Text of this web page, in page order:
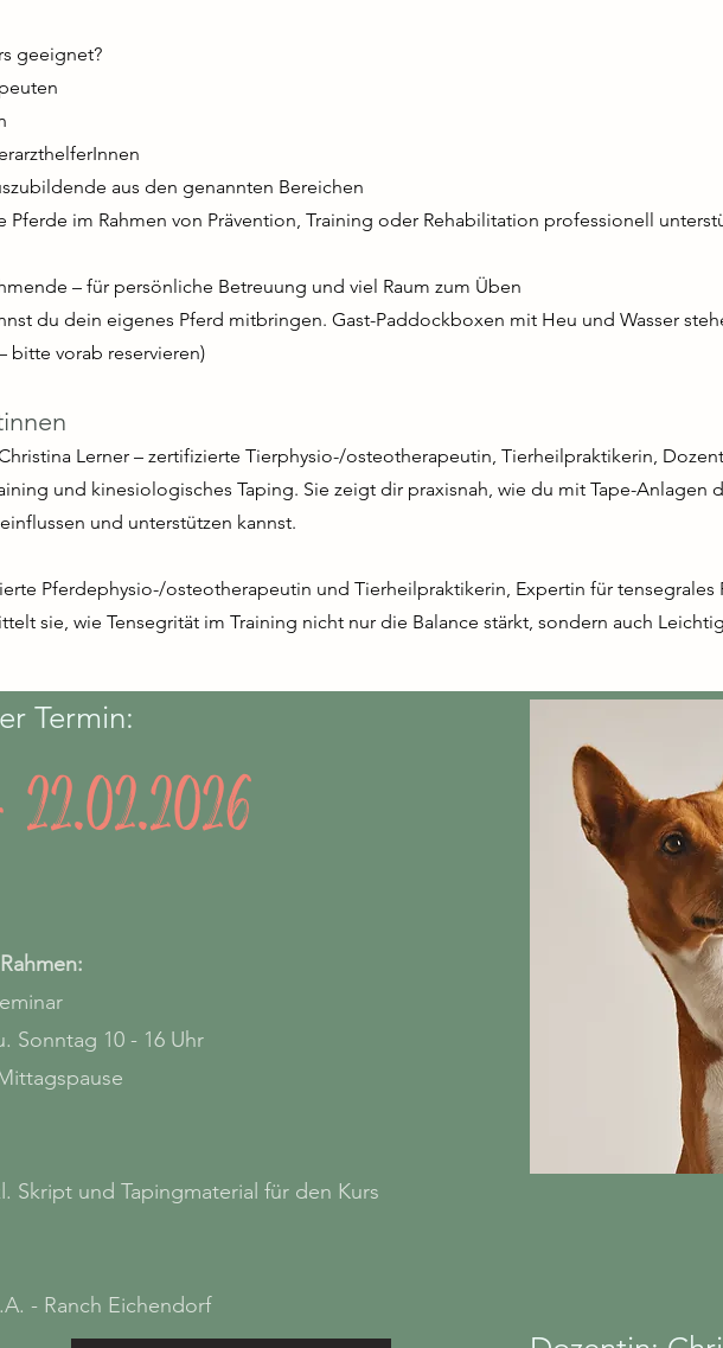
geeignet?​
aus den genannten Bereichen
im Rahmen von Prävention, Training oder Rehabilitation professionell
– für persönliche Betreuung und viel Raum zum Üben
du dein eigenes Pferd mitbringen. Gast-Paddockboxen mit Heu und Wasser
bitte vorab reservieren)
Lerner – zertifizierte Tierphysio-/osteotherapeutin, Tierheilpraktikerin,
und kinesiologisches Taping. Sie zeigt dir praxisnah, wie du mit Tape-Anlagen
und unterstützen kannst.
Pferdephysio-/osteotherapeutin und Tierheilpraktikerin, Expertin für
sie, wie Tensegrität im Training nicht nur die Balance stärkt, sondern auch
Termin:
Sonntag 10 - 16 Uhr
Skript und Tapingmaterial für den Kurs
- Ranch Eichendorf